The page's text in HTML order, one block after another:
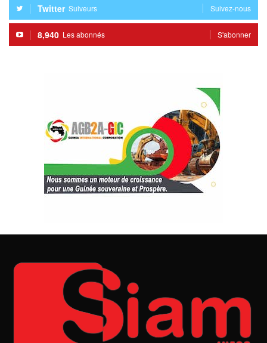
Twitter Suiveurs Suivez-nous
8,940 Les abonnés S'abonner